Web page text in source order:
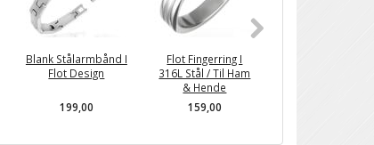
Blank Stålarmbånd I
Flot Design
199,00
Flot Fingerring I
316L Stål / Til Ham
& Hende
159,00